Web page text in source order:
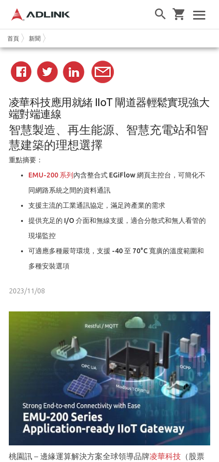
首頁 新聞
凌華科技應用就緒 IIoT 閘道器輕鬆實現強大
端對端連線
智慧製造、再生能源、智慧充電站和智
慧建築的理想選擇
重點摘要：
EMU-200 系列內含整合式 EGiFlow 網頁主控台，可簡化不
同網路系統之間的資料通訊
支援主流的工業通訊協定，滿足跨產業的需求
提供充足的 I/O 介面和無線支援，適合分散式和無人看管的
現場監控
可適應多種嚴苛環境，支援 -40 至 70°C 寬廣的溫度範圍和
多種安裝選項
2023/11/08
桃園訊 – 邊緣運算解決方案全球領導品牌凌華科技（股票